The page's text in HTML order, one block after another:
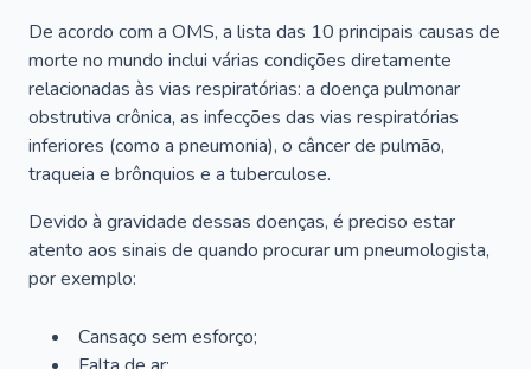
De acordo com a OMS, a lista das 10 principais causas de
morte no mundo inclui várias condições diretamente
relacionadas às vias respiratórias: a doença pulmonar
obstrutiva crônica, as infecções das vias respiratórias
inferiores (como a pneumonia), o câncer de pulmão,
traqueia e brônquios e a tuberculose.
Devido à gravidade dessas doenças, é preciso estar
atento aos sinais de quando procurar um pneumologista,
por exemplo:
Cansaço sem esforço;